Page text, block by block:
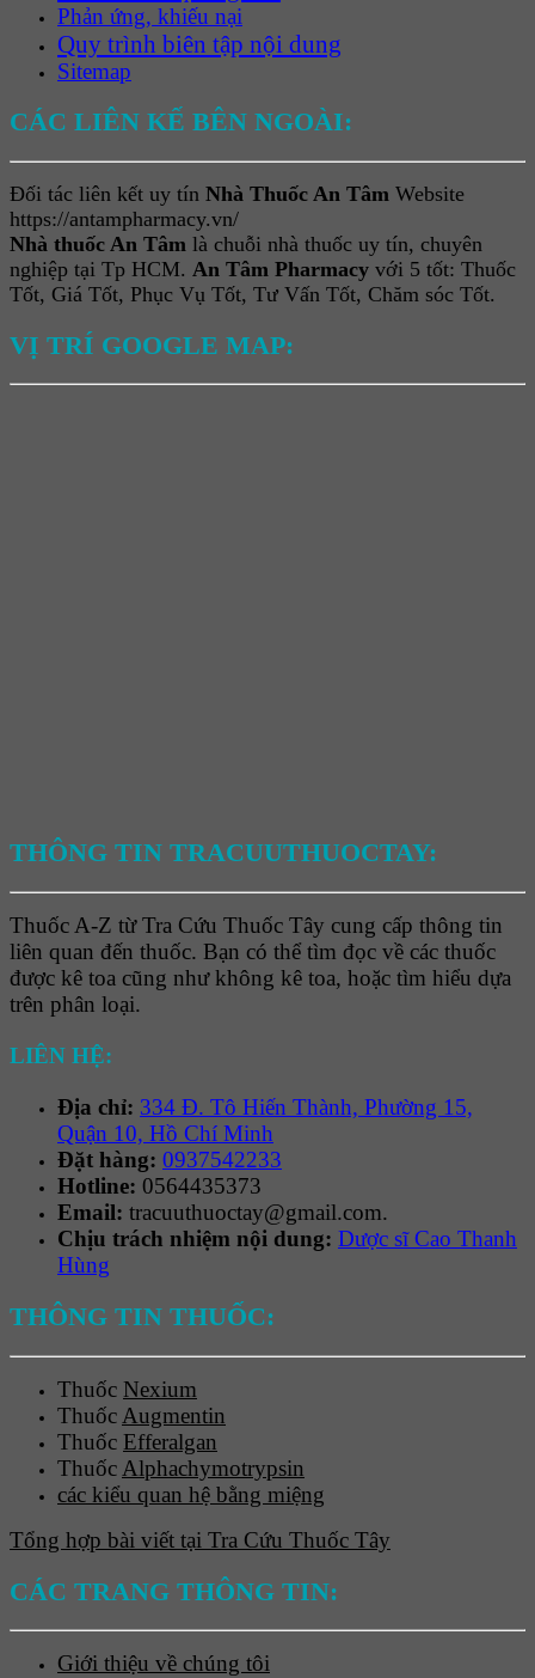
Phản ứng, khiếu nại
Quy trình biên tập nội dung
Sitemap
CÁC LIÊN KẾ BÊN NGOÀI:
Đối tác liên kết uy tín Nhà Thuốc An Tâm Website
https://antampharmacy.vn/
Nhà thuốc An Tâm là chuỗi nhà thuốc uy tín, chuyên
nghiệp tại Tp HCM. An Tâm Pharmacy với 5 tốt: Thuốc
Tốt, Giá Tốt, Phục Vụ Tốt, Tư Vấn Tốt, Chăm sóc Tốt.
VỊ TRÍ GOOGLE MAP:
THÔNG TIN TRACUUTHUOCTAY:
Thuốc A-Z từ Tra Cứu Thuốc Tây cung cấp thông tin
liên quan đến thuốc. Bạn có thể tìm đọc về các thuốc
được kê toa cũng như không kê toa, hoặc tìm hiểu dựa
trên phân loại.
LIÊN HỆ:
Địa chỉ: 334 Đ. Tô Hiến Thành, Phường 15,
Quận 10, Hồ Chí Minh
Đặt hàng: 0937542233
Hotline: 0564435373
Email: tracuuthuoctay@gmail.com.
Chịu trách nhiệm nội dung: Dược sĩ Cao Thanh
Hùng
THÔNG TIN THUỐC:
Thuốc Nexium
Thuốc Augmentin
Thuốc Efferalgan
Thuốc Alphachymotrypsin
các kiểu quan hệ bằng miệng
Tổng hợp bài viết tại Tra Cứu Thuốc Tây
CÁC TRANG THÔNG TIN:
Giới thiệu về chúng tôi